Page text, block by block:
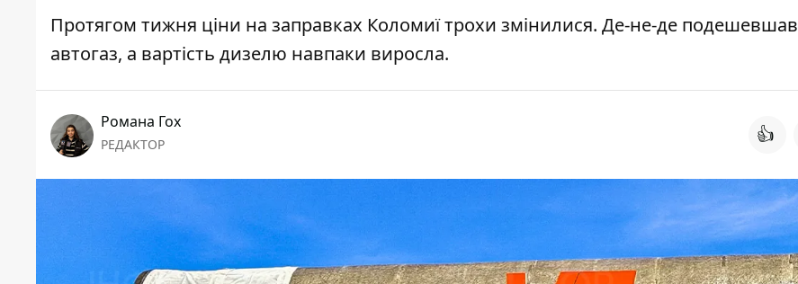
Протягом тижня ціни на заправках Коломиї трохи змінилися. Де-не-де подешевшав
автогаз, а вартість дизелю навпаки виросла.
Романа Гох
РЕДАКТОР 👍